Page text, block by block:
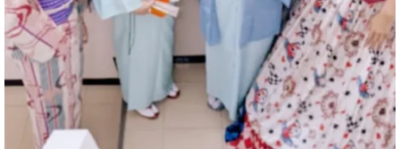
お疲れ様です
ブログ更新しました
「マジシャン和歌山旅 白浜町・文殊堂」
#企業公式がお疲れ様を言い合う
#旅行好きな人と繋がりたい